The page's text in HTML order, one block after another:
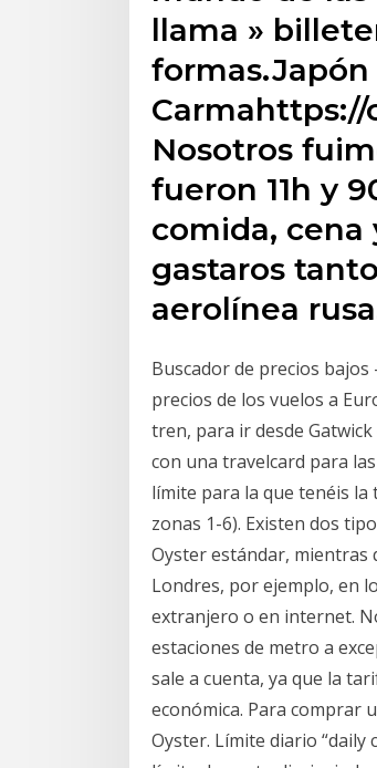
llama »
formas.Japón
Nosotros
fueron 11h y
comida, cena
gastaros
aerolínea
Buscador de precios
precios de los vuelos a
tren, para ir desde
con una travelcard para
límite para la que tenéis
zonas 1-6). Existen dos
Oyster estándar, mientras
Londres, por ejemplo, en
extranjero o en internet.
estaciones de metro a
sale a cuenta, ya que la
económica. Para comprar
Oyster. Límite diario “daily